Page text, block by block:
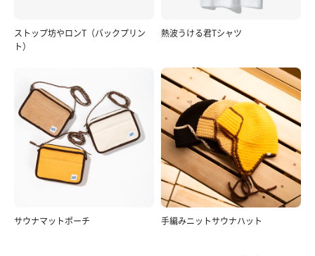
ストップ坊やロンT（バックプリン
ト）
熱波うける君Tシャツ
サウナマットポーチ 手編みニットサウナハット